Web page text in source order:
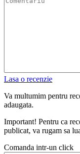
Lasa o recenzie
Va multumim pentru
adaugata.
Important! Pentru ca
publicat, va rugam sa
Comanda intr-un click